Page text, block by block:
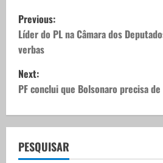
P
o
s
t
n
a
Previous:
Líder do PL na Câmara dos
verbas
Next:
PF conclui que Bolsonaro precisa
PESQUISAR